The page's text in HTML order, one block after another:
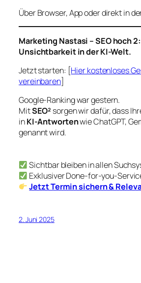
Über Browser, App oder direkt in
Marketing Nastasi – SEO hoch
Unsichtbarkeit in der KI-Welt.
Jetzt starten: [Hier kostenloses
vereinbaren]
Google-Ranking war gestern.
MitSEO² sorgen wir dafür, dass
inKI-Antwortenwie ChatGPT,
genannt wird.
Sichtbar bleiben in allen
Exklusiver Done-for-you-
Jetzt Termin sichern &
2. Juni 2025